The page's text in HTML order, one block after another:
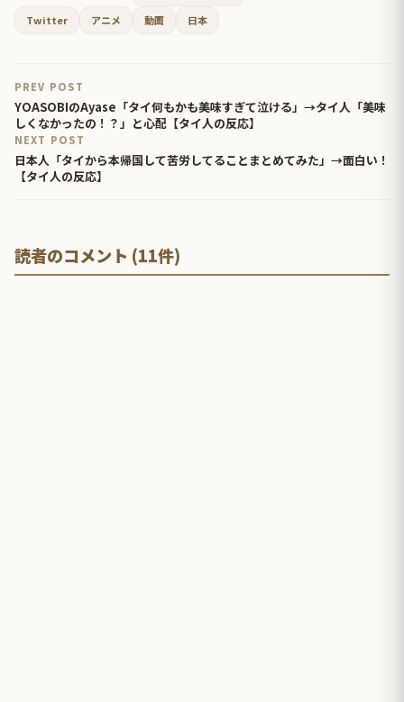
Twitter
アニメ 動画 日本
PREV POST
YOASOBIのAyase「タイ何もかも美味すぎて泣ける」→タイ人「美味
しくなかったの！？」と心配【タイ人の反応】
NEXT POST
日本人「タイから本帰国して苦労してることまとめてみた」→面白い！
【タイ人の反応】
読者のコメント (11件)